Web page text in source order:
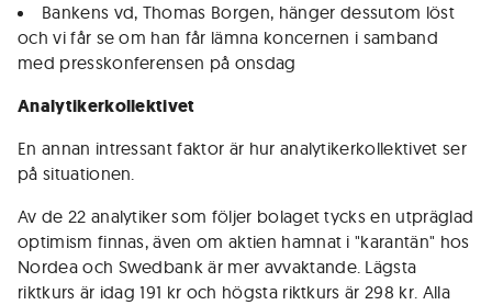
Bankens vd, Thomas Borgen, hänger dessutom löst
och vi får se om han får lämna koncernen i samband
med presskonferensen på onsdag
Analytikerkollektivet
En annan intressant faktor är hur analytikerkollektivet ser
på situationen.
Av de 22 analytiker som följer bolaget tycks en utpräglad
optimism finnas, även om aktien hamnat i "karantän" hos
Nordea och Swedbank är mer avvaktande. Lägsta
riktkurs är idag 191 kr och högsta riktkurs är 298 kr. Alla